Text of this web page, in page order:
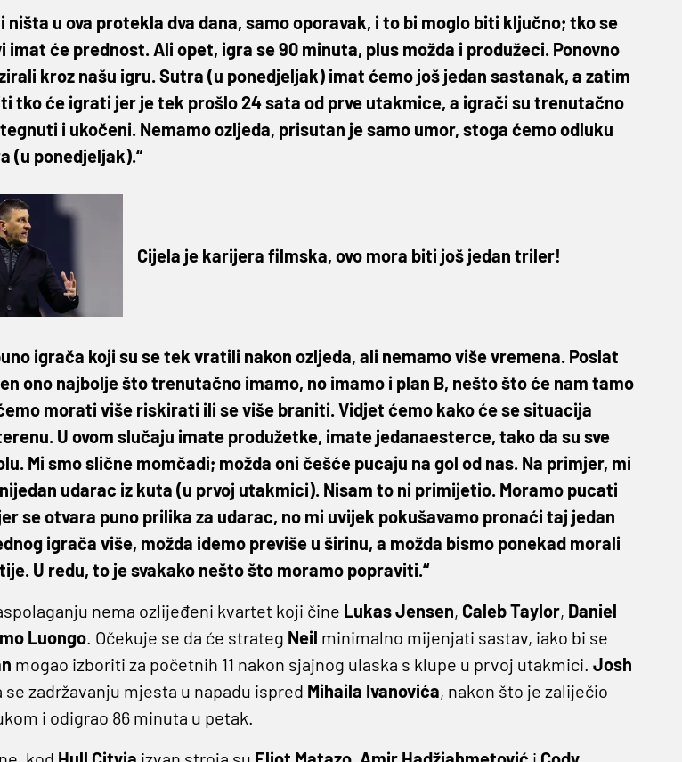
ništa u ova protekla dva dana, samo oporavak, i to bi moglo biti ključno; tko se
imat će prednost. Ali opet, igra se 90 minuta, plus možda i produžeci. Ponovno
kroz našu igru. Sutra (u ponedjeljak) imat ćemo još jedan sastanak, a zatim
tko će igrati jer je tek prošlo 24 sata od prve utakmice, a igrači su trenutačno
i ukočeni. Nemamo ozljeda, prisutan je samo umor, stoga ćemo odluku
(u ponedjeljak).“
Cijela je karijera filmska, ovo mora biti još jedan triler!
igrača koji su se tek vratili nakon ozljeda, ali nemamo više vremena. Poslat
ono najbolje što trenutačno imamo, no imamo i plan B, nešto što će nam tamo
morati više riskirati ili se više braniti. Vidjet ćemo kako će se situacija
U ovom slučaju imate produžetke, imate jedanaesterce, tako da su sve
Mi smo slične momčadi; možda oni češće pucaju na gol od nas. Na primjer, mi
udarac iz kuta (u prvoj utakmici). Nisam to ni primijetio. Moramo pucati
se otvara puno prilika za udarac, no mi uvijek pokušavamo pronaći taj jedan
igrača više, možda idemo previše u širinu, a možda bismo ponekad morali
U redu, to je svakako nešto što moramo popraviti.“
nema ozlijeđeni kvartet koji čine Lukas Jensen, Caleb Taylor, Daniel
Luongo. Očekuje se da će strateg Neil minimalno mijenjati sastav, iako bi se
mogao izboriti za početnih 11 nakon sjajnog ulaska s klupe u prvoj utakmici. Josh
se zadržavanju mjesta u napadu ispred Mihaila Ivanovića, nakon što je zaliječio
i odigrao 86 minuta u petak.